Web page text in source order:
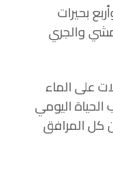
قناة بطول 2 كم وأربع بحيرات
بطول 4 كم للمشي والجري
على الماء
اليومي
كل المرافق